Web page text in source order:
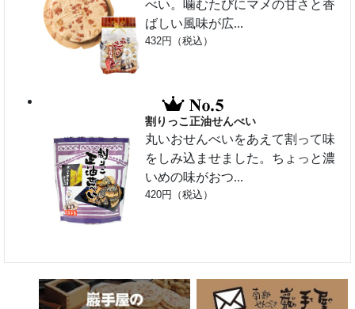
べい。噛むたびにマメの甘さと香
ばしい風味が広...
432円（税込）
割りっこ正油せんべい
丸いおせんべいをあえて割って味
をしみ込ませました。ちょっと濃
いめの味がおつ...
420円（税込）